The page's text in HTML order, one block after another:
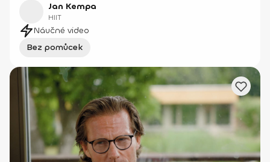
Jan Kempa
HIIT
Náučné video
Bez pomůcek